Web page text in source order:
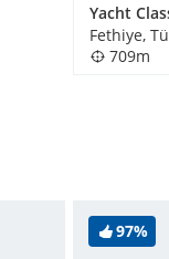
Yacht
Fethiye,
709m
97%